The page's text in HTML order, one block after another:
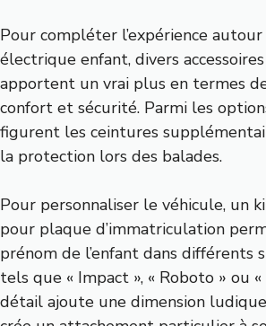
Pour compléter l’expérience
électrique enfant, divers
apportent un vrai plus en termes
confort et sécurité. Parmi les
figurent les ceintures
la protection lors des balades.
Pour personnaliser le véhicule, un
pour plaque d’immatriculation
prénom de l’enfant dans différents
tels que « Impact », « Roboto » ou «
détail ajoute une dimension